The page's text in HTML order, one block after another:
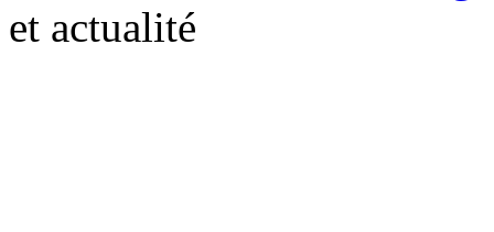
et actualité